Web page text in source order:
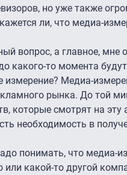
но уже также
ли, что медиа-
вопрос, а главное, мне
какого-то момента
измерение? Медиа-
рынка. До той
которые смотрят на
необходимость в
понимать, что медиа-
или какой-то другой